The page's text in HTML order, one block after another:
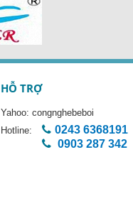
HỖ TRỢ
Yahoo: congnghebeboi
Hotline:
0243 6368191
0903 287 342